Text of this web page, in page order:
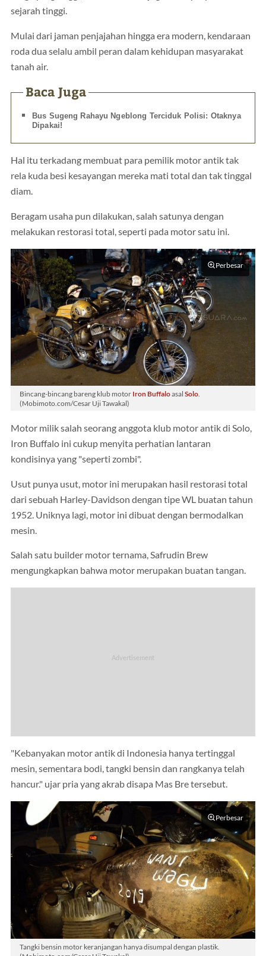
sejarah tinggi.
Mulai dari jaman penjajahan hingga era modern, kendaraan
roda dua selalu ambil peran dalam kehidupan masyarakat
tanah air.
Baca Juga
Bus Sugeng Rahayu Ngeblong Terciduk Polisi: Otaknya
Dipakai!
Hal itu terkadang membuat para pemilik motor antik tak
rela kuda besi kesayangan mereka mati total dan tak tinggal
diam.
Beragam usaha pun dilakukan, salah satunya dengan
melakukan restorasi total, seperti pada motor satu ini.
Perbesar
Bincang-bincang bareng klub motor Iron Buffaloasal Solo
(Mobimoto.com/Cesar Uji Tawakal)
Motor milik salah seorang anggota klub motor antik di Solo,
Iron Buffalo ini cukup menyita perhatian lantaran
kondisinya yang "seperti zombi".
Usut punya usut, motor ini merupakan hasil restorasi total
dari sebuah Harley-Davidson dengan tipe WL buatan tahun
1952. Uniknya lagi, motor ini dibuat dengan bermodalkan
mesin.
Salah satu builder motor ternama, Safrudin Brew
mengungkapkan bahwa motor merupakan buatan tangan.
"Kebanyakan motor antik di Indonesia hanya tertinggal
mesin, sementara bodi, tangki bensin dan rangkanya telah
hancur." ujar pria yang akrab disapa Mas Bre tersebut.
Perbesar
Tangki bensin motor keranjangan hanya disumpal dengan plastik.